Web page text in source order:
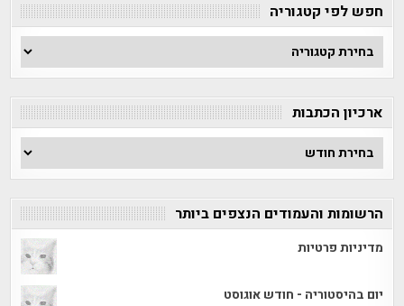
חפש לפי קטגוריה
חפש
לפי
ארכיון הכתבות
ארכיון
הכתבות
הרשומות והעמודים הנצפים ביותר
מדיניות פרטיות
יום בהיסטוריה - חודש אוגוסט